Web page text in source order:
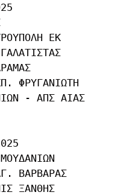
ΕΚ
ΦΡΥΓΑΝΙΩΤΗ
- ΑΠΣ ΑΙΑΣ
ΒΑΡΒΑΡΑΣ
ΞΑΝΘΗΣ